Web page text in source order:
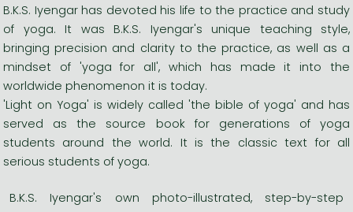
B.K.S. Iyengar has devoted his life to the practice and study
of yoga. It was B.K.S. Iyengar's unique teaching style,
bringing precision and clarity to the practice, as well as a
mindset of 'yoga for all', which has made it into the
worldwide phenomenon it is today.
'Light on Yoga' is widely called 'the bible of yoga' and has
served as the source book for generations of yoga
students around the world. It is the classic text for all
serious students of yoga.
B.K.S. Iyengar's own photo-illustrated, step-by-step